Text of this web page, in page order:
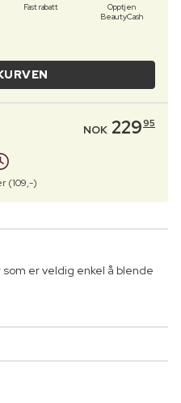
Fast rabatt
Opptjen
BeautyCash
NOK 22995
(109,-)
er veldig enkel å blende